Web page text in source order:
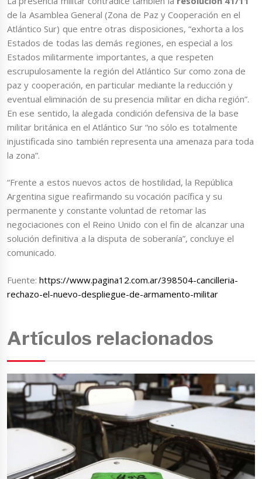
de la Asamblea General (Zona de Paz y Cooperación en el
Atlántico Sur) que entre otras disposiciones, “exhorta a los
Estados de todas las demás regiones, en especial a los
Estados militarmente importantes, a que respeten
escrupulosamente la región del Atlántico Sur como zona de
paz y cooperación, en particular mediante la reducción y
eventual eliminación de su presencia militar en dicha región”.
En ese sentido, la alegada condición defensiva de la base
militar británica en el Atlántico Sur “no sólo es totalmente
injustificada sino también representa una amenaza para toda
la zona”.
“Frente a estos nuevos actos de hostilidad, la República
Argentina sigue reafirmando su vocación pacífica y su
permanente y constante voluntad de retomar las
negociaciones con el Reino Unido con el fin de alcanzar una
solución definitiva a la disputa de soberanía”, concluye el
comunicado.
Fuente:https://www.pagina12.com.ar/398504-cancilleria-
rechazo-el-nuevo-despliegue-de-armamento-militar
Artículos relacionados